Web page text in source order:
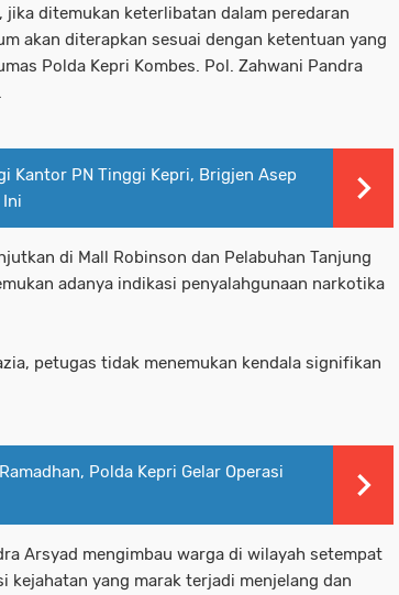
jika ditemukan keterlibatan dalam peredaran
akan diterapkan sesuai dengan ketentuan yang
Polda Kepri Kombes. Pol. Zahwani Pandra
Kantor PN Tinggi Kepri, Brigjen Asep
di Mall Robinson dan Pelabuhan Tanjung
adanya indikasi penyalahgunaan narkotika
petugas tidak menemukan kendala signifikan
Polda Kepri Gelar Operasi
Arsyad mengimbau warga di wilayah setempat
kejahatan yang marak terjadi menjelang dan